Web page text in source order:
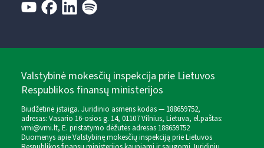
Valstybinė mokesčių inspekcija prie Lietuvos
Respublikos finansų ministerijos
Biudžetinė įstaiga. Juridinio asmens kodas — 188659752,
adresas: Vasario 16-osios g. 14, 01107 Vilnius, Lietuva, el.paštas:
vmi@vmi.lt, E. pristatymo dėžutės adresas 188659752
Duomenys apie Valstybinę mokesčių inspekciją prie Lietuvos